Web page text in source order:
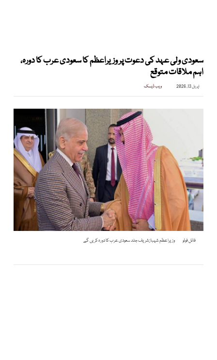
سعودی ولی عہد کی دعوت پر وزیراعظم کا سعودی عرب کا دورہ،
اہم ملاقات متوقع
اپریل 13, 2026 ویب ڈیسک
فائل فوٹو وزیراعظم شہبازشریف جلد سعودی عرب کا دورہ کریں گے